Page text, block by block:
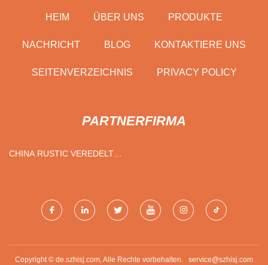
HEIM ÜBER UNS PRODUKTE
NACHRICHT BLOG KONTAKTIERE UNS
SEITENVERZEICHNIS PRIVACY POLICY
PARTNERFIRMA
CHINA RUSTIC VEREDELT
Copyright © de.szhisj.com, Alle Rechte vorbehalten. service@szhisj.com